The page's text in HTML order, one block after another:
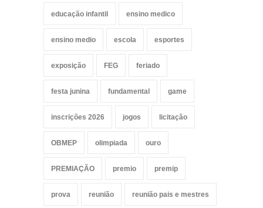
educação infantil ensino medico
ensino medio escola esportes
exposição FEG feriado
festa junina fundamental game
inscrições 2026 jogos licitação
OBMEP olimpiada ouro
PREMIAÇÃO premio premip
prova reunião reunião pais e mestres